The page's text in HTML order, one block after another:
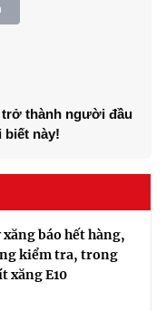
trở thành người đầu
biết này!
báo hết hàng,
kiểm tra, trong
xăng E10